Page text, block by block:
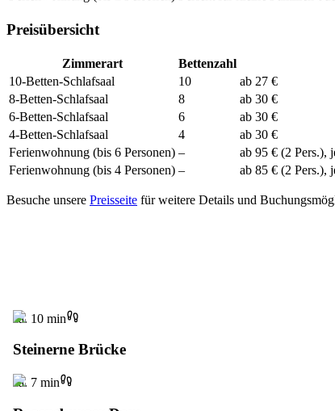
Preisübersicht
Zimmerart Betten­zahl
10-Betten-Schlafsaal
10
ab 27 €
8-Betten-Schlafsaal
8
ab 30 €
6-Betten-Schlafsaal
6
ab 30 €
4-Betten-Schlafsaal
4
ab 30 €
Ferienwohnung (bis 6 Personen) –
ab 95 € (2 Pers.),
Ferienwohnung (bis 4 Personen) – ab 85 € (2 Pers.),
Besuche unsere Preisseite für weitere Details und
ca. 10 min
Steinerne Brücke
ca. 7 min